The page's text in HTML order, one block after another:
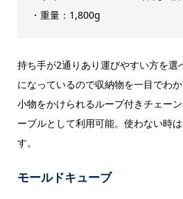
・重量：1,800g
持ち手が2通りあり運びやすい方を選
になっているので収納物を一目でわか
小物をかけられるループ付きチェー
ーブルとして利用可能。使わない時
す。
モールドキューブ